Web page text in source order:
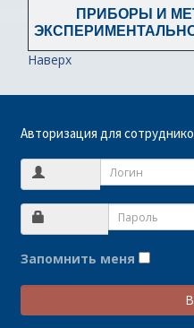
ПРИБОРЫ И
Наверх
Авторизация для
Запомнить меня